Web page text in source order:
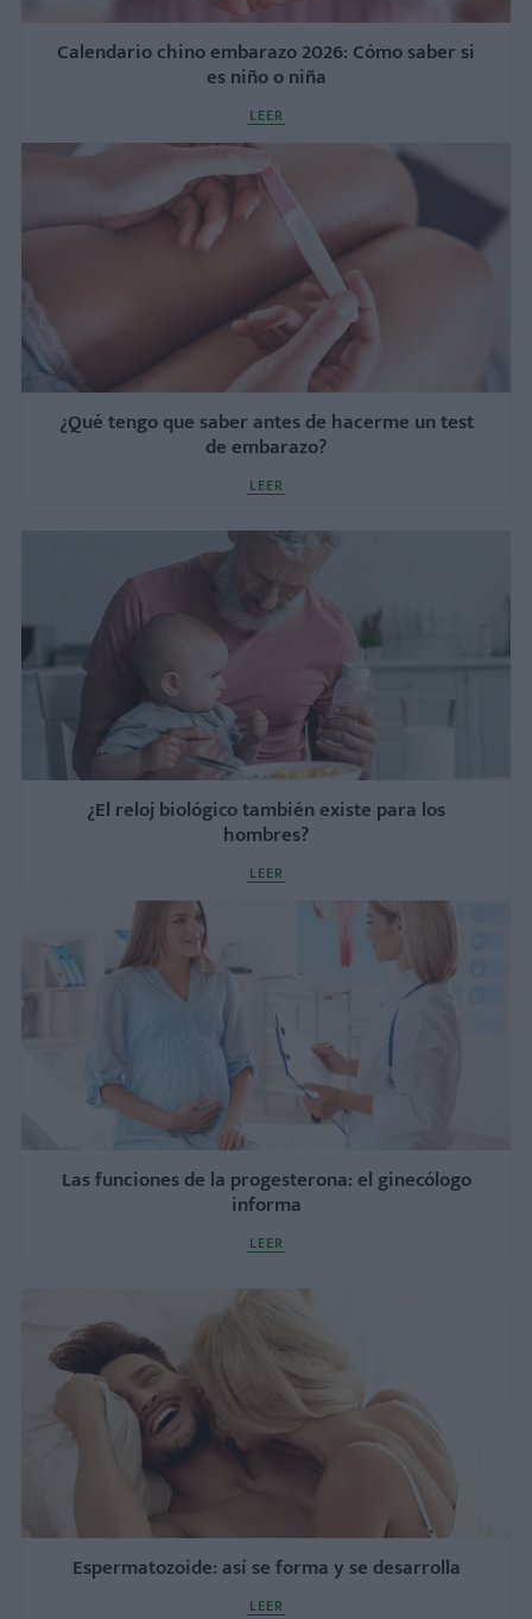
Calendario chino embarazo 2026: Cómo saber si
es niño o niña
LEER
¿Qué tengo que saber antes de hacerme un test
de embarazo?
LEER
¿El reloj biológico también existe para los
hombres?
LEER
Las funciones de la progesterona: el ginecólogo
informa
LEER
Espermatozoide: así se forma y se desarrolla
LEER